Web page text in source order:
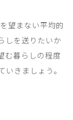
望まない平均的
しを送りたいか
む暮らしの程度
きましょう。